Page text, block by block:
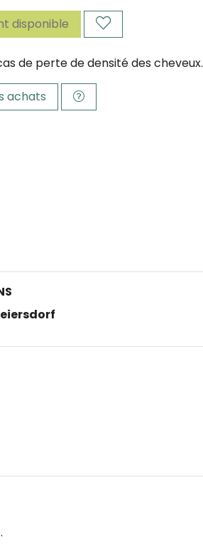
disponible
de perte de densité des cheveux.
achats